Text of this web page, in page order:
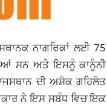
ਨਾਗਰਿਕਾਂ ਲਈ 75
ਸਨ ਅਤੇ ਇਸਨੂੰ ਕਾਨੂੰਨੀ
ਦੀ ਅਸ਼ੋਕ ਗਹਿਲੋਤ
ਨੇ ਇਸ ਸਬੰਧ ਵਿਚ ਇਕ